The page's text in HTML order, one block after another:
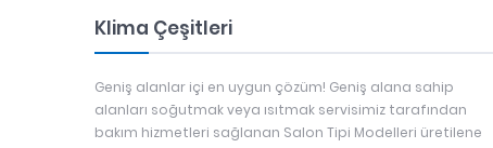
Klima Çeşitleri
Geniş alanlar içi en uygun çözüm! Geniş alana sahip
alanları soğutmak veya ısıtmak servisimiz tarafından
bakım hizmetleri sağlanan Salon Tipi Modelleri üretilene